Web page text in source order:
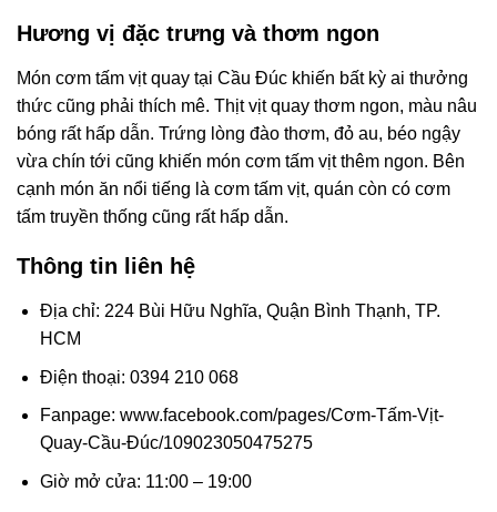
Hương vị đặc trưng và thơm ngon
Món cơm tấm vịt quay tại Cầu Đúc khiến bất kỳ ai thưởng
thức cũng phải thích mê. Thịt vịt quay thơm ngon, màu nâu
bóng rất hấp dẫn. Trứng lòng đào thơm, đỏ au, béo ngậy
vừa chín tới cũng khiến món cơm tấm vịt thêm ngon. Bên
cạnh món ăn nổi tiếng là cơm tấm vịt, quán còn có cơm
tấm truyền thống cũng rất hấp dẫn.
Thông tin liên hệ
Địa chỉ: 224 Bùi Hữu Nghĩa, Quận Bình Thạnh, TP.
HCM
Điện thoại: 0394 210 068
Fanpage: www.facebook.com/pages/Cơm-Tấm-Vịt-
Quay-Cầu-Đúc/109023050475275
Giờ mở cửa: 11:00 – 19:00